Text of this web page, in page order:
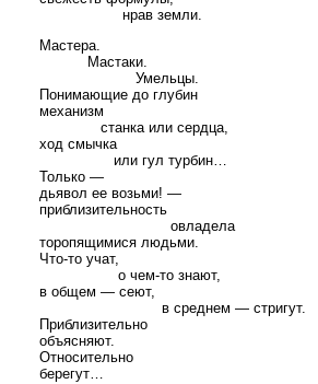
нрав земли.
Мастера.
Мастаки.
Умельцы.
Понимающие до глубин
механизм
станка или сердца,
ход смычка
или гул турбин…
Только —
дьявол ее возьми! —
приблизительность
овладела
торопящимися людьми.
Что-то учат,
о чем-то знают,
в общем — сеют,
в среднем — стригут.
Приблизительно
объясняют.
Относительно
берегут…